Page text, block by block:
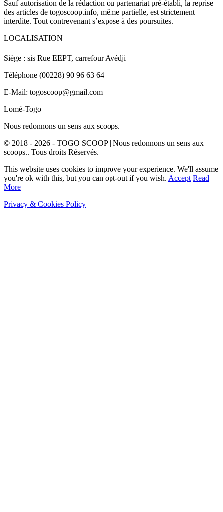
Sauf autorisation de la rédaction ou partenariat pré-établi, la reprise
des articles de togoscoop.info, même partielle, est strictement
interdite. Tout contrevenant s’expose à des poursuites.
LOCALISATION
Siège : sis Rue EEPT, carrefour Avédji
Téléphone (00228) 90 96 63 64
E-Mail: togoscoop@gmail.com
Lomé-Togo
Nous redonnons un sens aux scoops.
© 2018 - 2026 - TOGO SCOOP | Nous redonnons un sens aux
scoops.. Tous droits Réservés.
This website uses cookies to improve your experience. We'll assume
you're ok with this, but you can opt-out if you wish. Accept Read
More
Privacy & Cookies Policy